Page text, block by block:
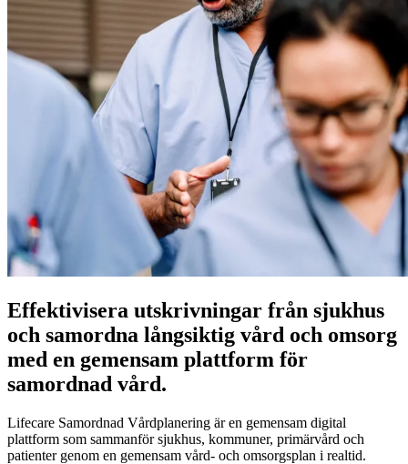
Effektivisera utskrivningar från sjukhus
och samordna långsiktig vård och omsorg
med en gemensam plattform för
samordnad vård.
Lifecare Samordnad Vårdplanering är en gemensam digital
plattform som sammanför sjukhus, kommuner, primärvård och
patienter genom en gemensam vård- och omsorgsplan i realtid.